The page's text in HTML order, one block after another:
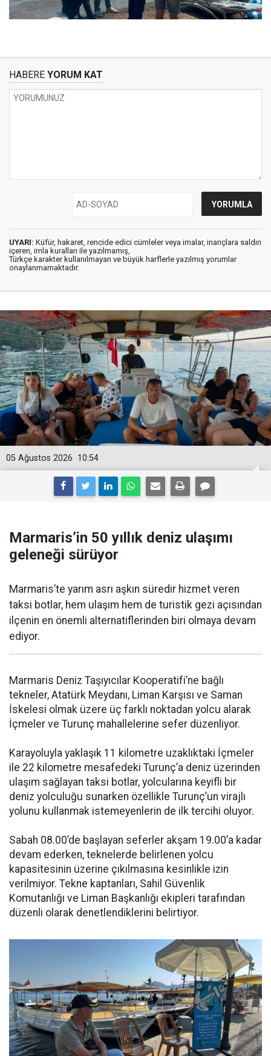
HABERE YORUM KAT
UYARI: Küfür, hakaret, rencide edici cümleler veya imalar, inançlara saldırı
içeren, imla kuralları ile yazılmamış,
Türkçe karakter kullanılmayan ve büyük harflerle yazılmış yorumlar
onaylanmamaktadır.
10:54
05 Ağustos 2026
Marmaris’in 50 yıllık deniz ulaşımı
geleneği sürüyor
Marmaris’te yarım asrı aşkın süredir hizmet veren
taksi botlar, hem ulaşım hem de turistik gezi açısından
ilçenin en önemli alternatiflerinden biri olmaya devam
ediyor.
Marmaris Deniz Taşıyıcılar Kooperatifi’ne bağlı
tekneler, Atatürk Meydanı, Liman Karşısı ve Saman
İskelesi olmak üzere üç farklı noktadan yolcu alarak
İçmeler ve Turunç mahallelerine sefer düzenliyor.
Karayoluyla yaklaşık 11 kilometre uzaklıktaki İçmeler
ile 22 kilometre mesafedeki Turunç’a deniz üzerinden
ulaşım sağlayan taksi botlar, yolcularına keyifli bir
deniz yolculuğu sunarken özellikle Turunç’un virajlı
yolunu kullanmak istemeyenlerin de ilk tercihi oluyor.
Sabah 08.00’de başlayan seferler akşam 19.00’a kadar
devam ederken, teknelerde belirlenen yolcu
kapasitesinin üzerine çıkılmasına kesinlikle izin
verilmiyor. Tekne kaptanları, Sahil Güvenlik
Komutanlığı ve Liman Başkanlığı ekipleri tarafından
düzenli olarak denetlendiklerini belirtiyor.